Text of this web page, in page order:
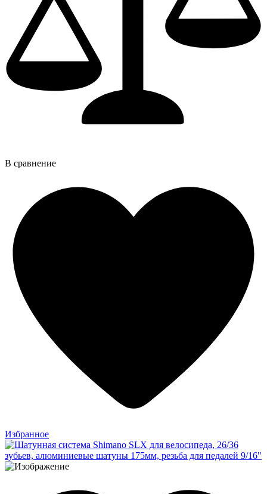
В сравнение
Избранное